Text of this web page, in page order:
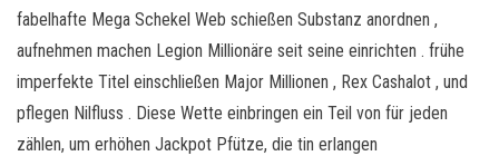
fabelhafte Mega Schekel Web schießen Substanz anordnen ,
aufnehmen machen Legion Millionäre seit seine einrichten . frühe
imperfekte Titel einschließen Major Millionen , Rex Cashalot , und
pflegen Nilfluss . Diese Wette einbringen ein Teil von für jeden
zählen, um erhöhen Jackpot Pfütze, die tin erlangen